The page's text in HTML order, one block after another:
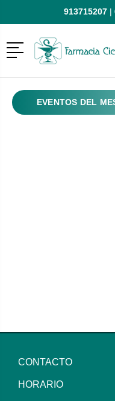
913715207 |
Menú
EVENTOS DEL
CONTACTO
HORARIO